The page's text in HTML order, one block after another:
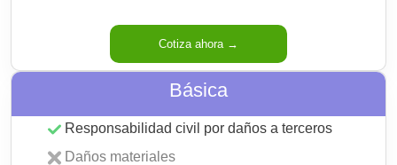
Cotiza ahora →
Básica
Responsabilidad civil por daños a terceros
Daños materiales